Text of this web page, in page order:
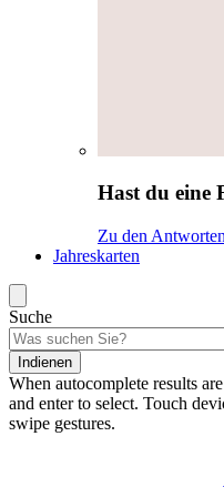
Hast du eine
Zu den Antworten
Jahreskarten
Suche
Indienen
When autocomplete results
and enter to select. Touch
swipe gestures.